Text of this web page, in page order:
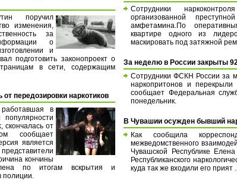
поручил
изменения,
за
о
и
подготовить законопроект о
в сети, содержащим
передозировки наркотиков
в
скончалась от
сообщает
является
кончины
по итогам вскрытия и
полиции.
Сотрудники
организованной
амфетамина.По
квартире одного из
маскировать под затяжной
За неделю в России закрыты
Сотрудники ФСКН России за
наркопритонов и перекрыли
сообщает Федеральная
понедельник.
В Чувашии осужден бывший
Как сообщила
межведомственного
Чувашской Республике
Республиканского
куда так же входили его прият ...